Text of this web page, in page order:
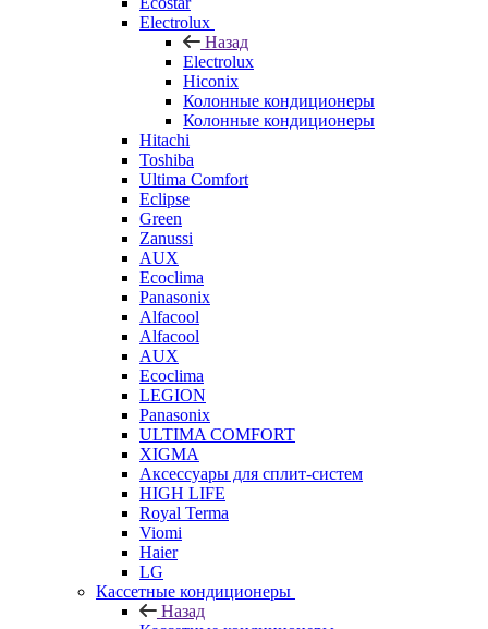
Electrolux
Назад
Electrolux
Hiconix
Колонные кондиционеры
Колонные кондиционеры
Hitachi
Toshiba
Ultima Comfort
Eclipse
Green
Zanussi
AUX
Ecoclima
Panasonix
Alfacool
Alfacool
AUX
Ecoclima
LEGION
Panasonix
ULTIMA COMFORT
XIGMA
Аксессуары для сплит-систем
HIGH LIFE
Royal Terma
Viomi
Haier
LG
Кассетные кондиционеры
Назад